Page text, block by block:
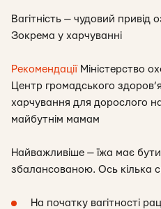
Вагітність — чудовий привід
Зокрема у харчуванні
Рекомендації Міністерство
Центр громадського
харчування для дорослого
майбутнім мамам
Найважливіше — їжа має
збалансованою. Ось кілька
На початку вагітності